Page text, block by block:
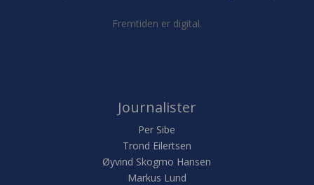
Fremtiden er digital.
Journalister
Per Sibe
Trond Eilertsen
Øyvind Skogmo Hansen
Markus Lund